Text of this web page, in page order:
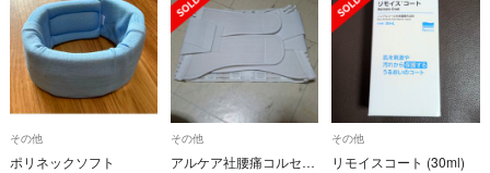
その他
ポリネックソフト
その他
アルケア社腰痛コルセット
その他
リモイスコート (30ml)